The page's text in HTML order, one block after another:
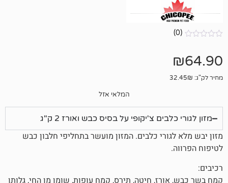
צ'יקופי על בסיס כבש ואורז 2 ק"ג
כלבים. המזון מועשר בתחליפי חלבון כבש
חיטה, תירס, קמח עופות, שומן מן החי, גלותן